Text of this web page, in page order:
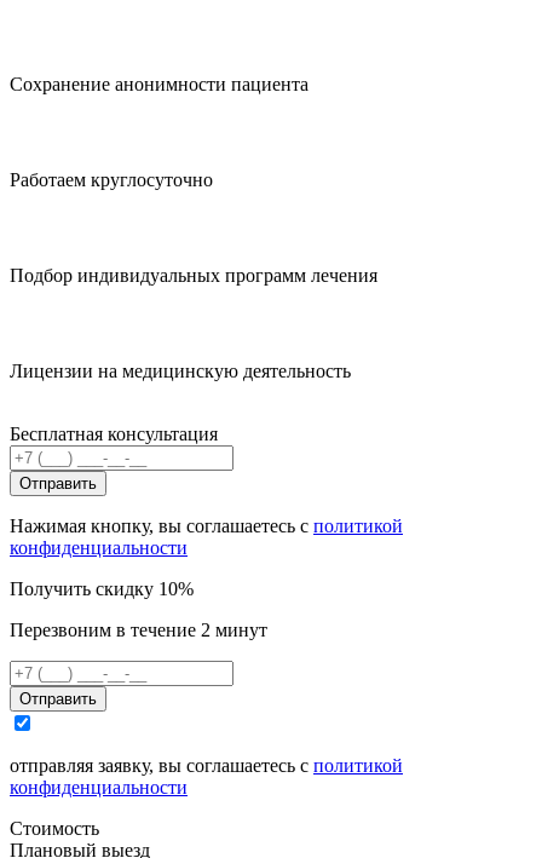
Сохранение анонимности пациента
Работаем круглосуточно
Подбор индивидуальных программ лечения
Лицензии на медицинскую деятельность
Бесплатная консультация
Отправить
Нажимая кнопку, вы соглашаетесь с политикой
конфиденциальности
Получить скидку 10%
Перезвоним в течение 2 минут
Отправить
отправляя заявку, вы соглашаетесь с политикой
конфиденциальности
Стоимость
Плановый выезд